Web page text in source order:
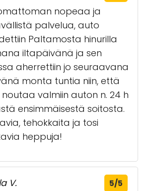
nopeaa ja
palvelua, auto
Paltamosta hinurilla
iltapäivänä ja sen
aherrettiin jo seuraavana
monta tuntia niin, että
noutaa valmiin auton n. 24 h
ensimmäisestä soitosta.
tehokkaita ja tosi
heppuja!
V. 5/5